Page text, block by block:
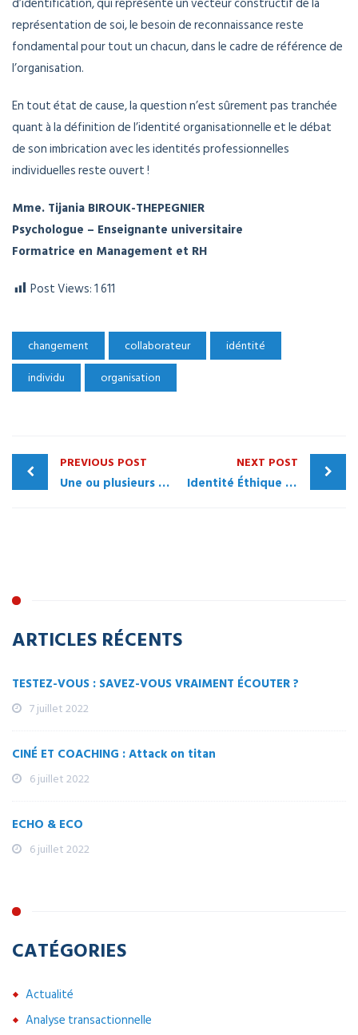
représentation de soi, le besoin de reconnaissance reste
fondamental pour tout un chacun, dans le cadre de référence de
l’organisation.
En tout état de cause, la question n’est sûrement pas tranchée
quant à la définition de l’identité organisationnelle et le débat
de son imbrication avec les identités professionnelles
individuelles reste ouvert !
Mme. Tijania BIROUK-THEPEGNIER
Psychologue – Enseignante universitaire
Formatrice en Management et RH
Post Views:1 611
changement collaborateur
idéntité
individu
organisation
PREVIOUS POST
Une ou plusieurs identités organisationnelles ?
NEXT POST
Identité Éthique ou Éthique Identitaire ?
ARTICLES RÉCENTS
TESTEZ-VOUS : SAVEZ-VOUS VRAIMENT ÉCOUTER ?
7 juillet 2022
CINÉ ET COACHING : Attack on titan
6 juillet 2022
ECHO & ECO
6 juillet 2022
CATÉGORIES
Actualité
Analyse transactionnelle